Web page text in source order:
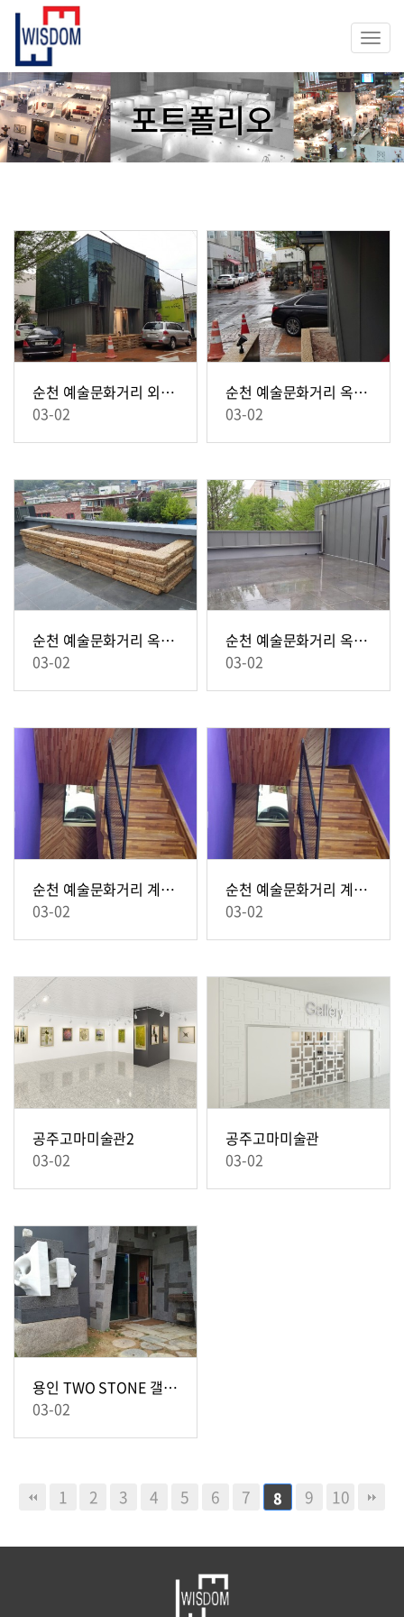
포트폴리오
순천 예술문화거리 외부 리모델링 1
03-02
순천 예술문화거리 옥외하단 리모델링
03-02
순천 예술문화거리 옥상 리모델링 2
03-02
순천 예술문화거리 옥상 리모델링 1
03-02
순천 예술문화거리 계단 인테리어 2
03-02
순천 예술문화거리 계단 인테리어
03-02
공주고마미술관2
03-02
공주고마미술관
03-02
용인 TWO STONE 갤러리 입구
03-02
1 2 3 4 5 6 7 8 9 10